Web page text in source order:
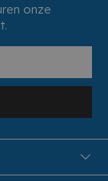
onze